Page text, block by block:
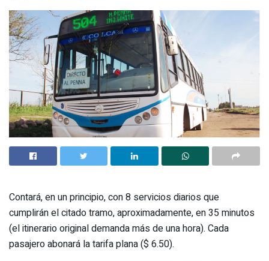
Contará, en un principio, con 8 servicios diarios que
cumplirán el citado tramo, aproximadamente, en 35 minutos
(el itinerario original demanda más de una hora). Cada
pasajero abonará la tarifa plana ($ 6.50).